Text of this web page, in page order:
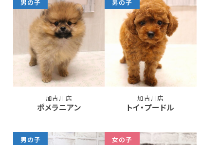
男の子
加古川店
ポメラニアン
男の子
加古川店
トイ・プードル
男の子 女の子